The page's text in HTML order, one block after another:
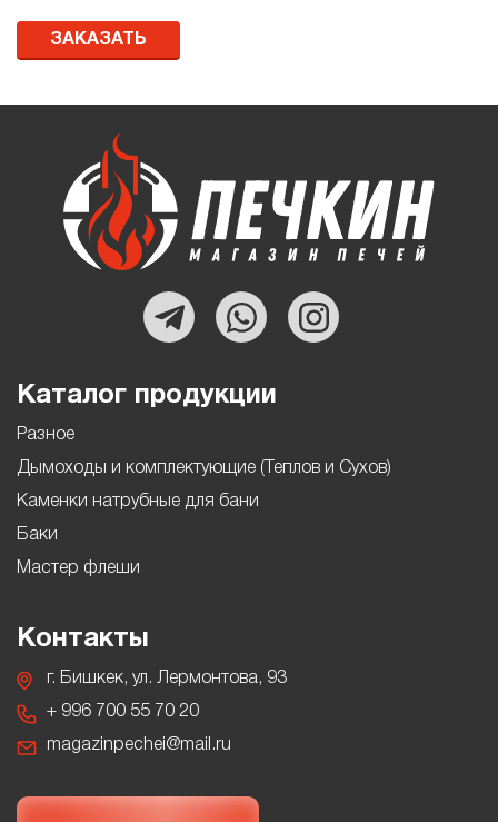
ЗАКАЗАТЬ
Каталог продукции
Разное
Дымоходы и комплектующие (Теплов и Сухов)
Каменки натрубные для бани
Баки
Мастер флеши
Контакты
г. Бишкек, ул. Лермонтова, 93
+ 996 700 55 70 20
magazinpechei@mail.ru